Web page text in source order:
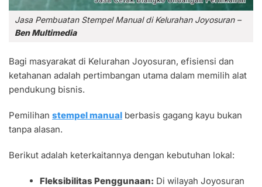
Jasa Pembuatan Stempel Manual di Kelurahan Joyosuran –
Ben Multimedia
Bagi masyarakat di Kelurahan Joyosuran, efisiensi dan
ketahanan adalah pertimbangan utama dalam memilih alat
pendukung bisnis.
Pemilihan stempel manual berbasis gagang kayu bukan
tanpa alasan.
Berikut adalah keterkaitannya dengan kebutuhan lokal:
Fleksibilitas Penggunaan: Di wilayah Joyosuran